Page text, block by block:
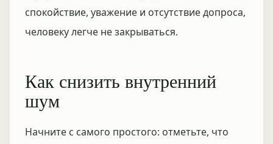
спокойствие, уважение и отсутствие допроса,
человеку легче не закрываться.
Как снизить внутренний
шум
Начните с самого простого: отметьте, что